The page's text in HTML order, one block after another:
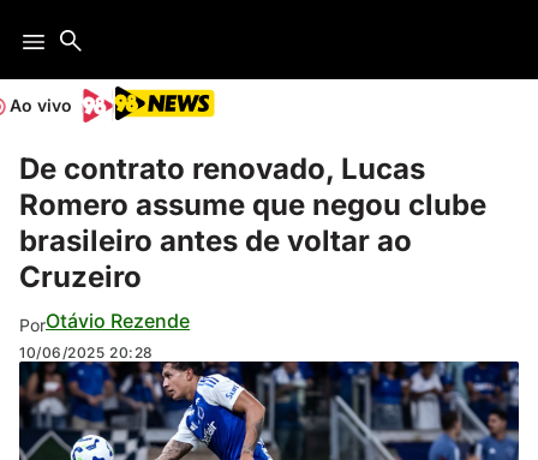
Ao vivo
De contrato renovado, Lucas
Romero assume que negou clube
brasileiro antes de voltar ao
Cruzeiro
PorOtávio Rezende
10/06/2025 20:28